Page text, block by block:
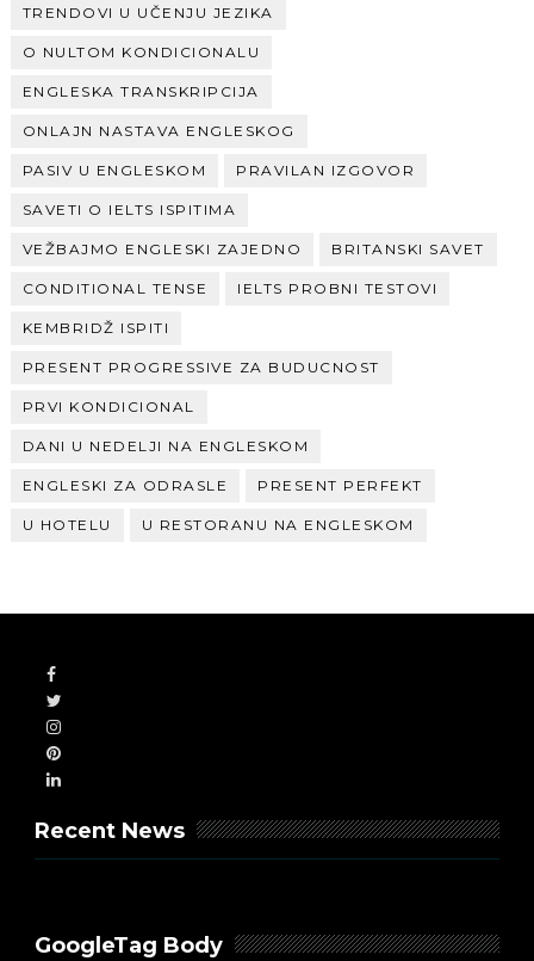
TRENDOVI U UČENJU JEZIKA
O NULTOM KONDICIONALU
ENGLESKA TRANSKRIPCIJA
ONLAJN NASTAVA ENGLESKOG
PASIV U ENGLESKOM PRAVILAN IZGOVOR
SAVETI O IELTS ISPITIMA
VEŽBAJMO ENGLESKI ZAJEDNO BRITANSKI SAVET
CONDITIONAL TENSE IELTS PROBNI TESTOVI
KEMBRIDŽ ISPITI
PRESENT PROGRESSIVE ZA BUDUCNOST
PRVI KONDICIONAL
DANI U NEDELJI NA ENGLESKOM
ENGLESKI ZA ODRASLE PRESENT PERFEKT
U HOTELU U RESTORANU NA ENGLESKOM
Recent News
GoogleTag Body